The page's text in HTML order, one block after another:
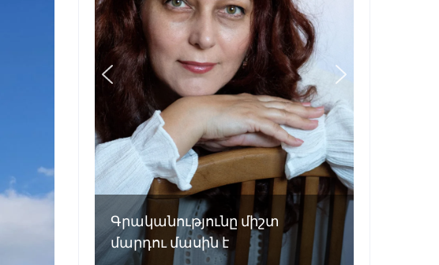
Գրականությունը միշտ
մարդու մասին է